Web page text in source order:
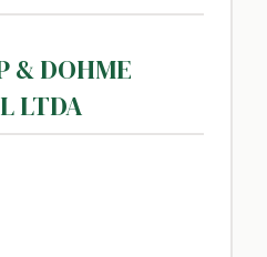
& DOHME
LTDA